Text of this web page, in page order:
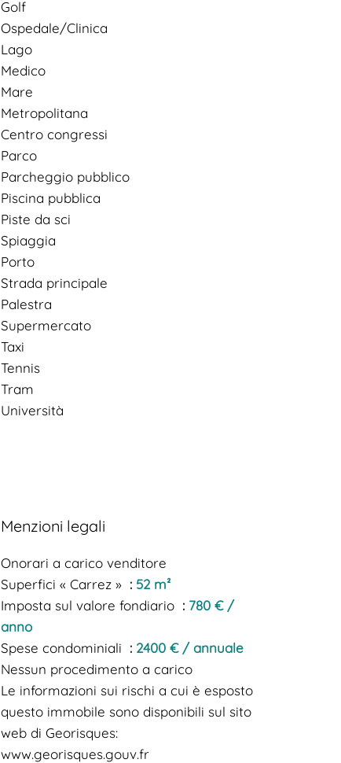
Golf
Ospedale/Clinica
Lago
Medico
Mare
Metropolitana
Centro congressi
Parco
Parcheggio pubblico
Piscina pubblica
Piste da sci
Spiaggia
Porto
Strada principale
Palestra
Supermercato
Taxi
Tennis
Tram
Università
Menzioni legali
Onorari a carico venditore
Superfici « Carrez »
52 m²
Imposta sul valore fondiario
780 € /
anno
Spese condominiali
2400 € / annuale
Nessun procedimento a carico
Le informazioni sui rischi a cui è esposto
questo immobile sono disponibili sul sito
web di Georisques:
www.georisques.gouv.fr